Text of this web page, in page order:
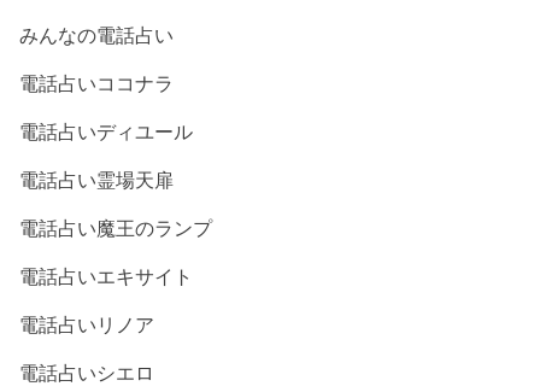
みんなの電話占い
電話占いココナラ
電話占いディユール
電話占い霊場天扉
電話占い魔王のランプ
電話占いエキサイト
電話占いリノア
電話占いシエロ